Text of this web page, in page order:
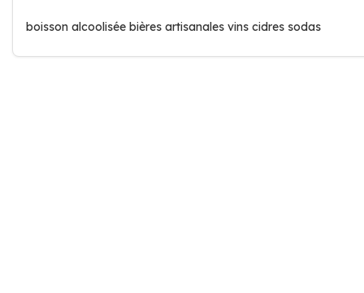
boisson alcoolisée bières artisanales vins cidres sodas